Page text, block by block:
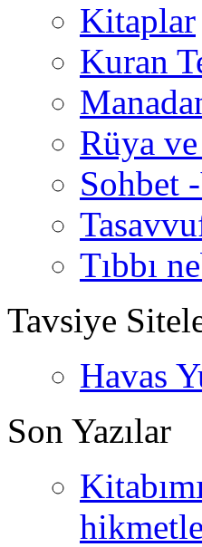
Kitaplar
Kuran
Rüya
Sohbet
Tıbbı
Tavsiye
Havas
Son Yazılar